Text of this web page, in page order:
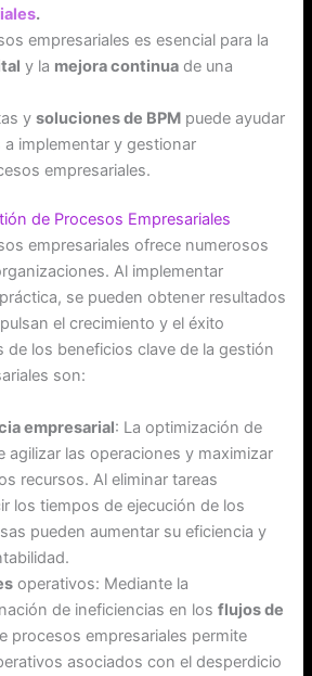
.
empresariales es esencial para la
y la mejora continua de una
ysoluciones de BPM puede ayudar
implementar y gestionar
empresariales.
de Procesos Empresariales
empresariales ofrece numerosos
Al implementar
se pueden obtener resultados
el crecimiento y el éxito
de los beneficios clave de la gestión
son:
empresarial: La optimización de
agilizar las operaciones y maximizar
recursos. Al eliminar tareas
los tiempos de ejecución de los
pueden aumentar su eficiencia y
operativos: Mediante la
de ineficiencias en losflujos de
procesos empresariales permite
asociados con el desperdicio